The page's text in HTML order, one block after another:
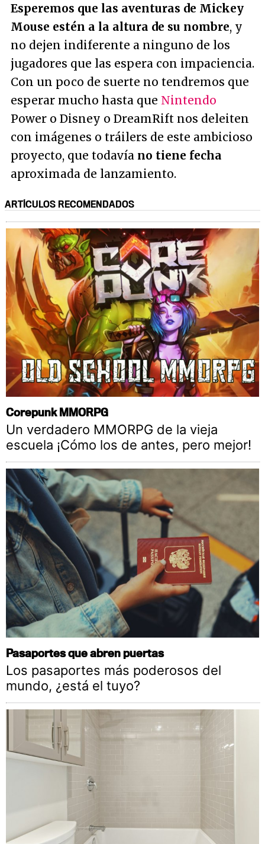
Esperemos que las aventuras de Mickey
Mouse estén a la altura de su nombre, y
no dejen indiferente a ninguno de los
jugadores que las espera con impaciencia.
Con un poco de suerte no tendremos que
esperar mucho hasta que Nintendo
Power o Disney o DreamRift nos deleiten
con imágenes o tráilers de este ambicioso
proyecto, que todavía no tiene fecha
aproximada de lanzamiento.
ARTÍCULOS RECOMENDADOS
Corepunk MMORPG
Un verdadero MMORPG de la vieja
escuela ¡Cómo los de antes, pero mejor!
Pasaportes que abren puertas
Los pasaportes más poderosos del
mundo, ¿está el tuyo?